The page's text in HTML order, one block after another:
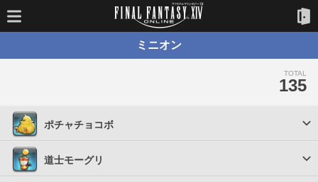
ミニオン
TOTAL
135
ポチャチョコボ
道士モーグリ